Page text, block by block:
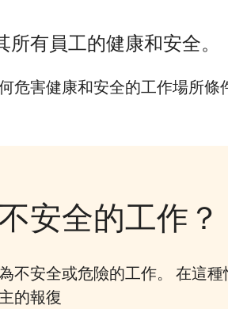
to close
有員工的健康和安全。
危害健康和安全的工作場所條
安全的工作？
不安全或危險的工作。 在這
的報復